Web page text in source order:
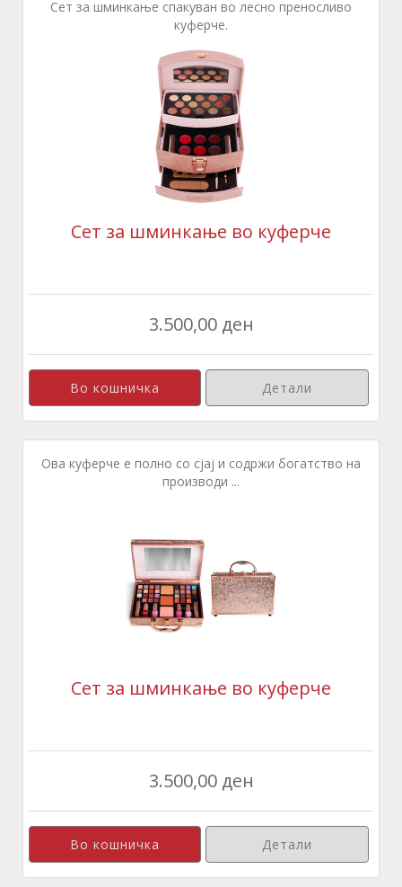
Сет за шминкање спакуван во лесно преносливо
куферче.
Сет за шминкање во куферче
3.500,00 ден
Детали
Ова куферче е полно со сјај и содржи богатство на
производи ...
Сет за шминкање во куферче
3.500,00 ден
Детали